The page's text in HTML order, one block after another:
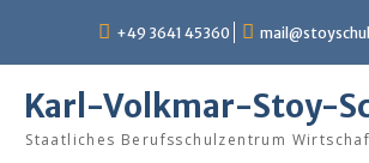
content
+49 3641 45360
Karl-Volkmar-Stoy-
Staatliches Berufsschulzentrum